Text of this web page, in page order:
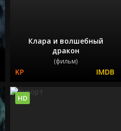
Клара и волшебный
дракон
(фильм)
HD